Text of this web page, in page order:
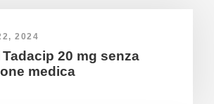
2024
20 mg senza
medica